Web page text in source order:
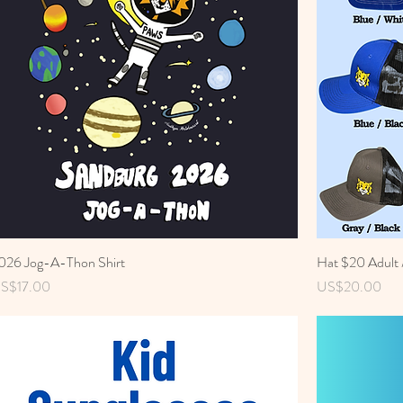
Jog-A-Thon Shirt
Hat $20 Adult
Price
US$20.00